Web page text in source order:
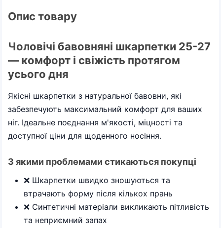
Опис товару
Чоловічі бавовняні шкарпетки 25-27
— комфорт і свіжість протягом
усього дня
Якісні шкарпетки з натуральної бавовни, які
забезпечують максимальний комфорт для ваших
ніг. Ідеальне поєднання м'якості, міцності та
доступної ціни для щоденного носіння.
З якими проблемами стикаються покупці
❌ Шкарпетки швидко зношуються та
втрачають форму після кількох прань
❌ Синтетичні матеріали викликають пітливість
та неприємний запах